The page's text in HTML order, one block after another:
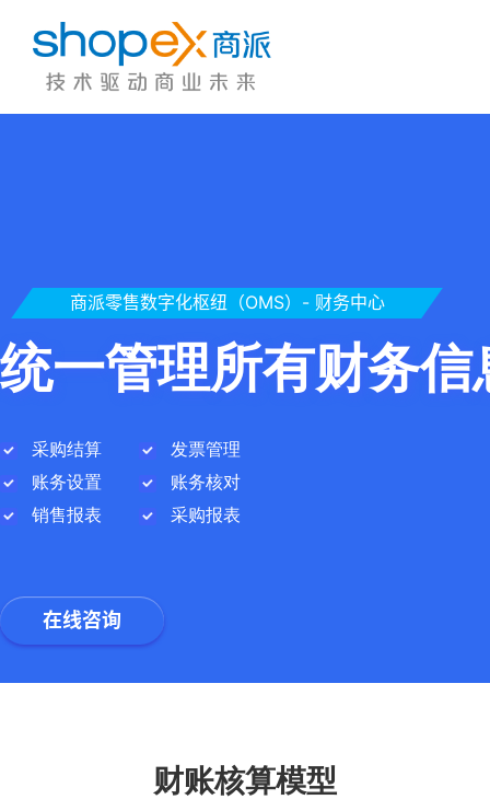
商派零售数字化枢纽（OMS）- 财务中心
统一管理所有财务信
采购结算
发票管理
账务设置
账务核对
销售报表
采购报表
在线咨询
财账核算模型